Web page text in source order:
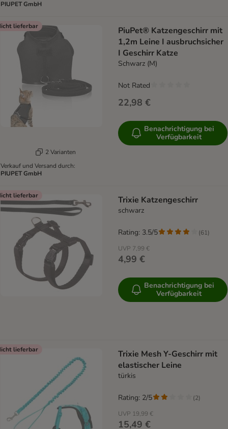
PIUPET GmbH
lieferbar
2 Varianten
Verkauf und Versand durch:
PIUPET GmbH
PiuPet® Katzengeschirr mit
1,2m Leine I ausbruchsicher
I Geschirr Katze
Schwarz (M)
22,98 €
Not Rated
Benachrichtigung bei
Verfügbarkeit
lieferbar Trixie Katzengeschirr
schwarz
UVP 7,99 €
4,99 €
Rating: 3.5/5 (61)
Benachrichtigung bei
Verfügbarkeit
lieferbar
Trixie Mesh Y-Geschirr mit
elastischer Leine
türkis
UVP 19,99 €
15,49 €
Rating: 2/5 (2)